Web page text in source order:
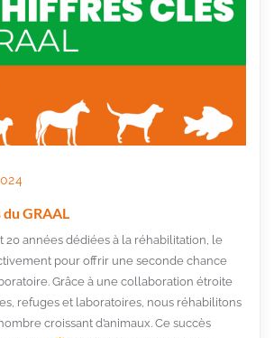
GRAAL
20 années dédiées à la réhabilitation, le
pour offrir une seconde chance
Grâce à une collaboration étroite
refuges et laboratoires, nous réhabilitons
croissant d’animaux. Ce succès